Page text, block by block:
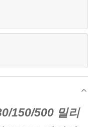
150/500 밀리